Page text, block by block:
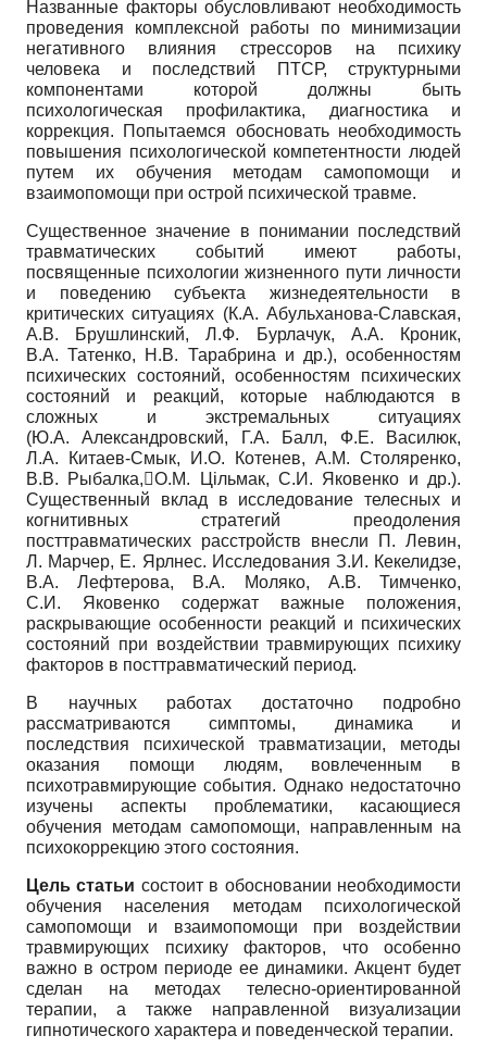
Названные факторы обусловливают необходимость
проведения комплексной работы по минимизации
негативного влияния стрессоров на психику
человека и последствий ПТСР, структурными
компонентами которой должны быть
психологическая профилактика, диагностика и
коррекция. Попытаемся обосновать необходимость
повышения психологической компетентности людей
путем их обучения методам самопомощи и
взаимопомощи при острой психической травме.
Существенное значение в понимании последствий
травматических событий имеют работы,
посвященные психологии жизненного пути личности
и поведению субъекта жизнедеятельности в
критических ситуациях (К.А. Абульханова-Славская,
А.В. Брушлинский, Л.Ф. Бурлачук, А.А. Кроник,
В.А. Татенко, Н.В. Тарабрина и др.), особенностям
психических состояний, особенностям психических
состояний и реакций, которые наблюдаются в
сложных и экстремальных ситуациях
(Ю.А. Александровский, Г.А. Балл, Ф.Е. Василюк,
Л.А. Китаев-Смык, И.О. Котенев, А.М. Столяренко,
В.В. Рыбалка,О.М. Цільмак, С.И. Яковенко и др.).
Существенный вклад в исследование телесных и
когнитивных стратегий преодоления
посттравматических расстройств внесли П. Левин,
Л. Марчер, Е. Ярлнес. Исследования З.И. Кекелидзе,
В.А. Лефтерова, В.А. Моляко, А.В. Тимченко,
С.И. Яковенко содержат важные положения,
раскрывающие особенности реакций и психических
состояний при воздействии травмирующих психику
факторов в посттравматический период.
В научных работах достаточно подробно
рассматриваются симптомы, динамика и
последствия психической травматизации, методы
оказания помощи людям, вовлеченным в
психотравмирующие события. Однако недостаточно
изучены аспекты проблематики, касающиеся
обучения методам самопомощи, направленным на
психокоррекцию этого состояния.
Цель статьи состоит в обосновании необходимости
обучения населения методам психологической
самопомощи и взаимопомощи при воздействии
травмирующих психику факторов, что особенно
важно в остром периоде ее динамики. Акцент будет
сделан на методах телесно-ориентированной
терапии, а также направленной визуализации
гипнотического характера и поведенческой терапии.